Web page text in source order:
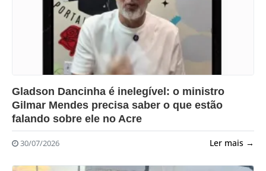
?>
Gladson Dancinha é inelegível: o ministro
Gilmar Mendes precisa saber o que estão
falando sobre ele no Acre
30/07/2026 Ler mais →